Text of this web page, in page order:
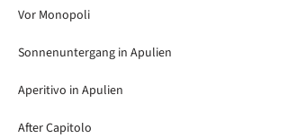
Vor Monopoli
Sonnenuntergang in Apulien
Aperitivo in Apulien
After Capitolo